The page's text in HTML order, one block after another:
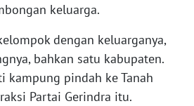
keluarga.
dengan keluarganya,
bahkan satu kabupaten.
kampung pindah ke Tanah
Partai Gerindra itu.